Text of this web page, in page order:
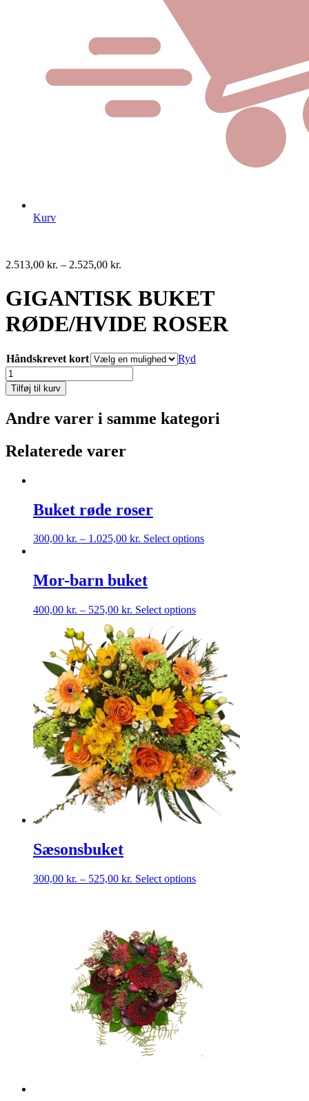
Kurv
2.513,00 kr. – 2.525,00 kr.
GIGANTISK BUKET
RØDE/HVIDE ROSER
Håndskrevet kort
Ryd
GIGANTISK
BUKET
RØDE/HVIDE
antal
Tilføj til kurv
Andre varer i samme kategori
Relaterede varer
Buket røde roser
300,00 kr. – 1.025,00 kr. Select optionsDette
varesiden
Mor-barn buket
400,00 kr. – 525,00 kr. Select optionsDette
flere
varianter.
Mulighederne
kan
vælges
på
varesiden
Sæsonsbuket
300,00 kr. – 525,00 kr. Select optionsDette
på
varesiden